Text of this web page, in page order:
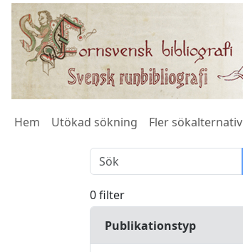
Hem Utökad sökning Fler sökalternativ
0 filter
Publikationstyp